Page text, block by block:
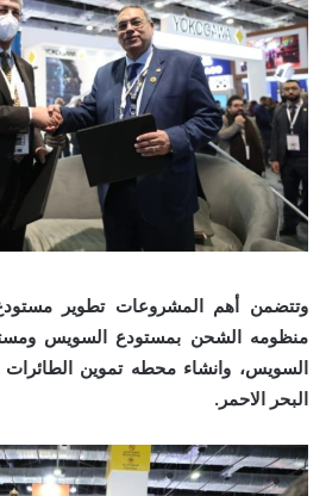
وتتضمن أهم المشروعات تطوير مستودع
منظومه الشحن بمستودع السويس
السويس، وانشاء محطه تموين
البحر الاحمر.